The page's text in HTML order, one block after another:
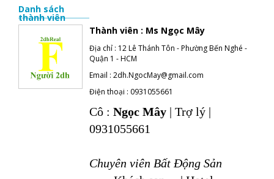
Danh sách
thành viên
Thành viên : Ms Ngọc Mây
Địa chỉ : 12 Lê Thánh Tôn - Phường Bến Nghé -
Quận 1 - HCM
Email :2dh.NgocMay@gmail.com
Điện thoại : 0931055661
Cô :Ngọc Mây | Trợ lý |
0931055661
Chuyên viên Bất Động Sản